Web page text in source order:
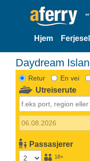
Hjem
Daydream
Retur En vei
Utreiserute
Passasjerer
18+